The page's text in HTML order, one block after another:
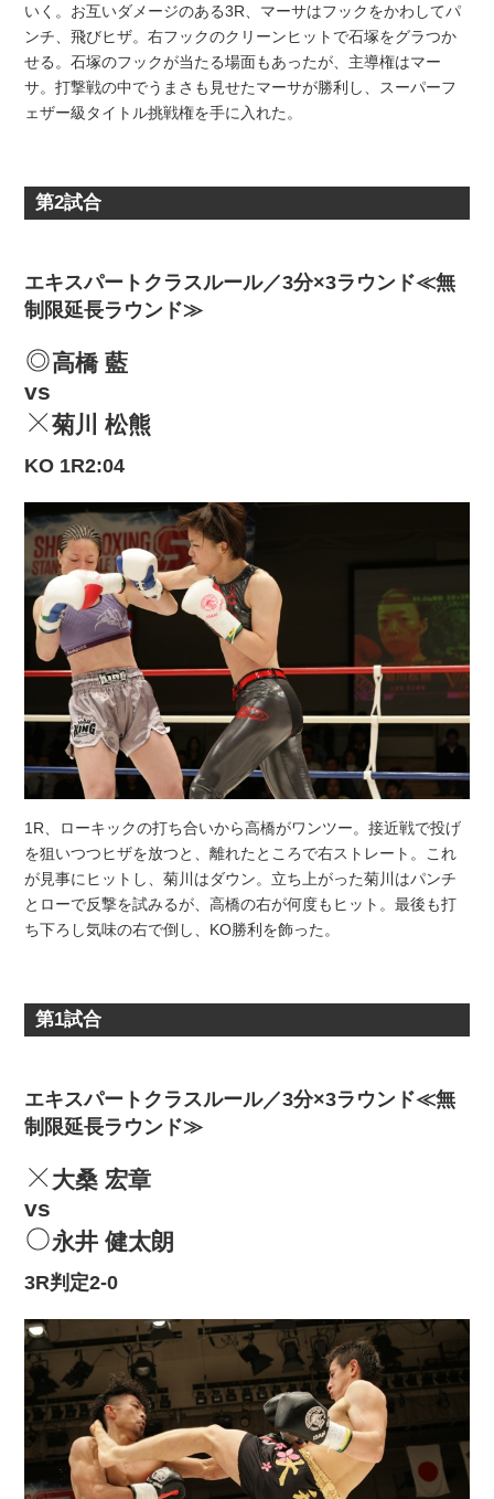
いく。お互いダメージのある3R、マーサはフックをかわしてパ
ンチ、飛びヒザ。右フックのクリーンヒットで石塚をグラつか
せる。石塚のフックが当たる場面もあったが、主導権はマー
サ。打撃戦の中でうまさも見せたマーサが勝利し、スーパーフ
ェザー級タイトル挑戦権を手に入れた。
第2試合
エキスパートクラスルール／3分×3ラウンド≪無
制限延長ラウンド≫
高橋 藍
vs
菊川 松熊
KO 1R2:04
1R、ローキックの打ち合いから高橋がワンツー。接近戦で投げ
を狙いつつヒザを放つと、離れたところで右ストレート。これ
が見事にヒットし、菊川はダウン。立ち上がった菊川はパンチ
とローで反撃を試みるが、高橋の右が何度もヒット。最後も打
ち下ろし気味の右で倒し、KO勝利を飾った。
第1試合
エキスパートクラスルール／3分×3ラウンド≪無
制限延長ラウンド≫
大桑 宏章
vs
永井 健太朗
3R判定2-0